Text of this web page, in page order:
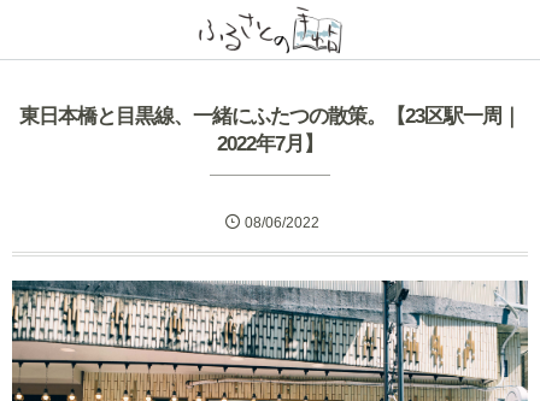
東日本橋と目黒線、一緒にふたつの散策。【23区駅一周｜
2022年7月】
08/06/2022